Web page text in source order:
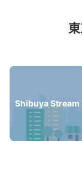
可保管的行李數
大的 :2 / ¥700
付款方式
Shibuya Stream